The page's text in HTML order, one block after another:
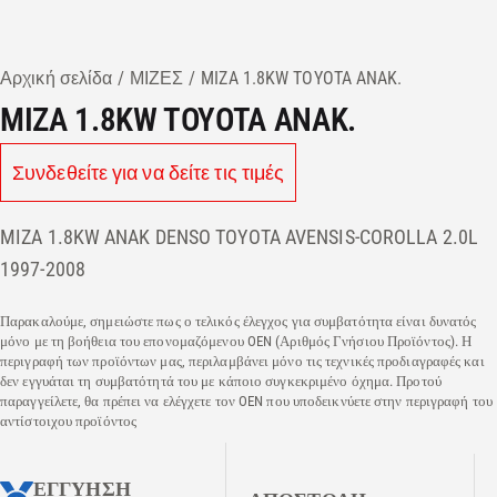
Αρχική σελίδα ΜΙΖΕΣ MIZA 1.8KW TOYOTA ANAK.
MIZA 1.8KW TOYOTA ANAK.
Συνδεθείτε για να δείτε τις τιμές
MIZA 1.8KW ANAK DENSO TOYOTA AVENSIS-COROLLA 2.0L
1997-2008
Παρακαλούμε, σημειώστε πως ο τελικός έλεγχος για συμβατότητα είναι δυνατός
μόνο με τη βοήθεια του επονομαζόμενου OEN (Αριθμός Γνήσιου Προϊόντος). Η
περιγραφή των προϊόντων μας, περιλαμβάνει μόνο τις τεχνικές προδιαγραφές και
δεν εγγυάται τη συμβατότητά του με κάποιο συγκεκριμένο όχημα. Προτού
παραγγείλετε, θα πρέπει να ελέγχετε τον OEN που υποδεικνύετε στην περιγραφή του
αντίστοιχου προϊόντος
ΕΓΓΥΗΣΗ